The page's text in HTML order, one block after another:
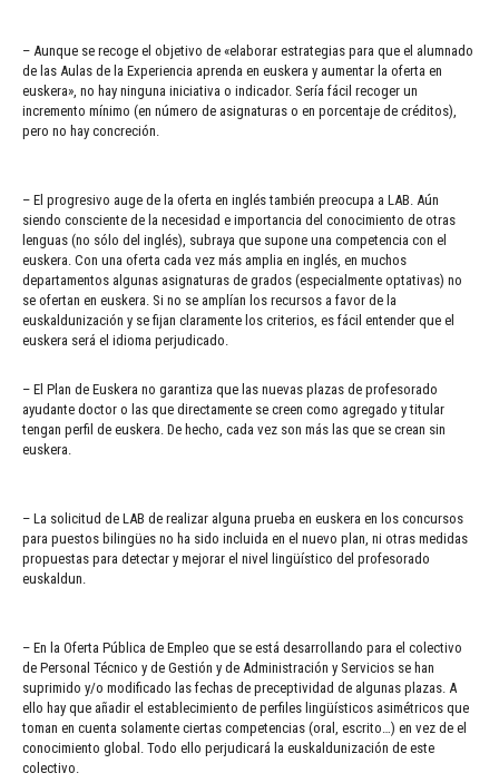
– Aunque se recoge el objetivo de «elaborar estrategias para que el alumnado
de las Aulas de la Experiencia aprenda en euskera y aumentar la oferta en
euskera», no hay ninguna iniciativa o indicador. Sería fácil recoger un
incremento mínimo (en número de asignaturas o en porcentaje de créditos),
pero no hay concreción.
– El progresivo auge de la oferta en inglés también preocupa a LAB. Aún
siendo consciente de la necesidad e importancia del conocimiento de otras
lenguas (no sólo del inglés), subraya que supone una competencia con el
euskera. Con una oferta cada vez más amplia en inglés, en muchos
departamentos algunas asignaturas de grados (especialmente optativas) no
se ofertan en euskera. Si no se amplían los recursos a favor de la
euskaldunización y se fijan claramente los criterios, es fácil entender que el
euskera será el idioma perjudicado.
– El Plan de Euskera no garantiza que las nuevas plazas de profesorado
ayudante doctor o las que directamente se creen como agregado y titular
tengan perfil de euskera. De hecho, cada vez son más las que se crean sin
euskera.
– La solicitud de LAB de realizar alguna prueba en euskera en los concursos
para puestos bilingües no ha sido incluida en el nuevo plan, ni otras medidas
propuestas para detectar y mejorar el nivel lingüístico del profesorado
euskaldun.
– En la Oferta Pública de Empleo que se está desarrollando para el colectivo
de Personal Técnico y de Gestión y de Administración y Servicios se han
suprimido y/o modificado las fechas de preceptividad de algunas plazas. A
ello hay que añadir el establecimiento de perfiles lingüísticos asimétricos que
toman en cuenta solamente ciertas competencias (oral, escrito…) en vez de el
conocimiento global. Todo ello perjudicará la euskaldunización de este
colectivo.